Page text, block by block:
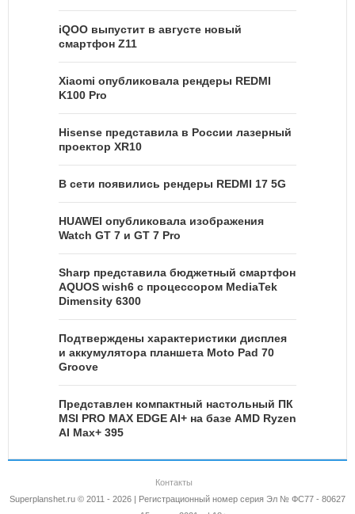
iQOO выпустит в августе новый
смартфон Z11
Xiaomi опубликовала рендеры REDMI
K100 Pro
Hisense представила в России лазерный
проектор XR10
В сети появились рендеры REDMI 17 5G
HUAWEI опубликовала изображения
Watch GT 7 и GT 7 Pro
Sharp представила бюджетный смартфон
AQUOS wish6 с процессором MediaTek
Dimensity 6300
Подтверждены характеристики дисплея
и аккумулятора планшета Moto Pad 70
Groove
Представлен компактный настольный ПК
MSI PRO MAX EDGE AI+ на базе AMD Ryzen
AI Max+ 395
Контакты
Superplanshet.ru © 2011 - 2026 | Регистрационный номер серия Эл № ФС77 - 80627